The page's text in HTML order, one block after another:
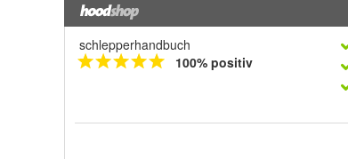
schlepperhandbuch
100% positiv